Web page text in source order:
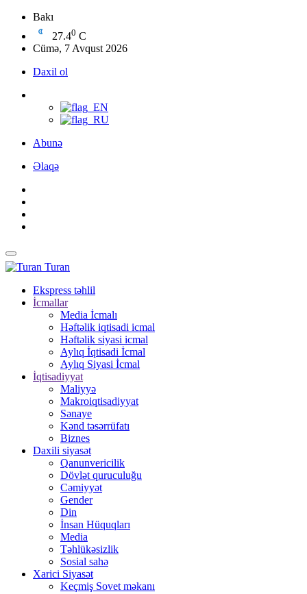
Bakı
27.40 C
Cümə, 7 Avqust 2026
Daxil ol
Abunə
Əlaqə
Turan
Ekspress təhlil
İcmallar
Media İcmalı
Həftəlik iqtisadi icmal
Həftəlik siyasi icmal
Aylıq İqtisadi İcmal
Aylıq Siyasi İcmal
İqtisadiyyat
Maliyyə
Makroiqtisadiyyat
Sənaye
Kənd təsərrüfatı
Biznes
Daxili siyasət
Qanunvericilik
Dövlət quruculuğu
Cəmiyyət
Gender
Din
İnsan Hüquqları
Media
Təhlükəsizlik
Sosial sahə
Xarici Siyasət
Keçmiş Sovet məkanı